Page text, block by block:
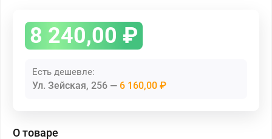
8 240,00 ₽
Есть дешевле:
Ул. Зейская, 256 6 160,00 ₽
О товаре